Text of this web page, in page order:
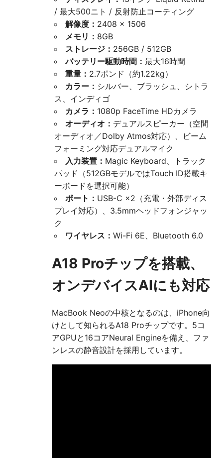
/ 最大500ニト / 反射防止コーティング
解像度： 2408 × 1506
メモリ： 8GB
ストレージ： 256GB / 512GB
バッテリー駆動時間： 最大16時間
重量： 2.7ポンド（約1.22kg）
カラー： シルバー、ブラッシュ、シトラ
ス、インディゴ
カメラ： 1080p FaceTime HDカメラ
オーディオ： デュアルスピーカー（空間
オーディオ／Dolby Atmos対応）、ビーム
フォーミング対応デュアルマイク
入力装置： Magic Keyboard、トラック
パッド（512GBモデルではTouch ID搭載キ
ーボードを選択可能）
ポート： USB-C ×2（充電・外部ディス
プレイ対応）、3.5mmヘッドフォンジャッ
ク
ワイヤレス： Wi-Fi 6E、Bluetooth 6.0
A18 Proチップを搭載、
オンデバイスAIにも対応
MacBook Neoの中核となるのは、iPhone向
けとして知られるA18 Proチップです。5コ
アGPUと16コアNeural Engineを備え、ファ
ンレスの静音設計を採用しています。